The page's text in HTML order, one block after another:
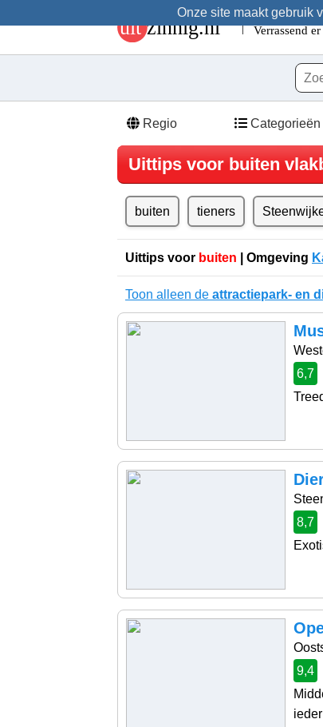
Onze site maakt gebruik
Regio Categorieën
Uittips voor buiten
buiten tieners
Uittips voor buiten | Omgeving
Toon alleen de attractiepark- en
6,7
8,7
9,4